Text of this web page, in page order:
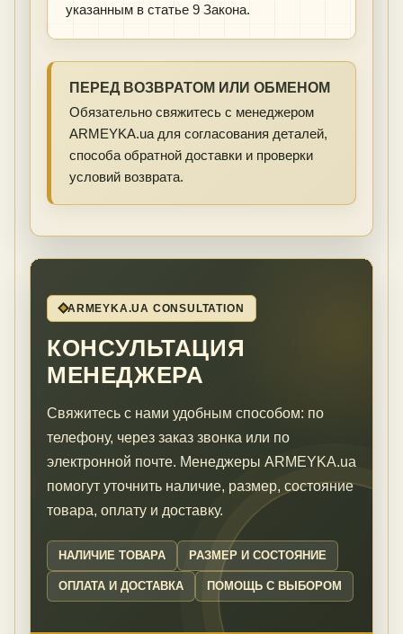
указанным в статье 9 Закона.
ПЕРЕД ВОЗВРАТОМ ИЛИ ОБМЕНОМ
Обязательно свяжитесь с менеджером
ARMEYKA.ua для согласования деталей,
способа обратной доставки и проверки
условий возврата.
ARMEYKA.UA CONSULTATION
КОНСУЛЬТАЦИЯ
МЕНЕДЖЕРА
Свяжитесь с нами удобным способом: по
телефону, через заказ звонка или по
электронной почте. Менеджеры ARMEYKA.ua
помогут уточнить наличие, размер, состояние
товара, оплату и доставку.
НАЛИЧИЕ ТОВАРА РАЗМЕР И СОСТОЯНИЕ
ОПЛАТА И ДОСТАВКА ПОМОЩЬ С ВЫБОРОМ